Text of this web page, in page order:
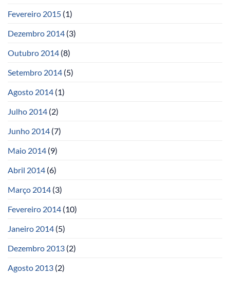
Fevereiro 2015 (1)
Dezembro 2014 (3)
Outubro 2014 (8)
Setembro 2014 (5)
Agosto 2014 (1)
Julho 2014 (2)
Junho 2014 (7)
Maio 2014 (9)
Abril 2014 (6)
Março 2014 (3)
Fevereiro 2014 (10)
Janeiro 2014 (5)
Dezembro 2013 (2)
Agosto 2013 (2)